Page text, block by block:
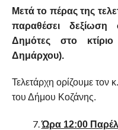
Μετά το πέρας της
παραθέσει δεξίωση
Δημότες στο
Δημάρχου).
Τελετάρχη ορίζουμε
του Δήμου Κοζάνης.
Ώρα 12:00